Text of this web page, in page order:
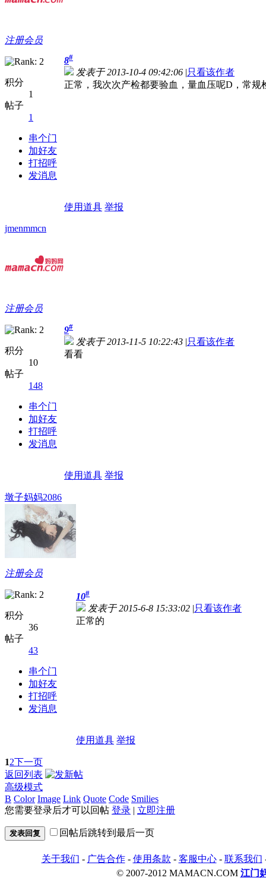
注册会员
积分
1
帖子
1
串个门
加好友
打招呼
发消息
8#
发表于 2013-10-4 09:42:06 |只看该作者
正常，我次次产检都要验血，量血压呢D，常规
使用道具 举报
jmenmmcn
注册会员
积分
10
帖子
148
串个门
加好友
打招呼
发消息
9#
发表于 2013-11-5 10:22:43 |只看该作者
看看
使用道具 举报
墩子妈妈2086
注册会员
积分
36
帖子
43
串个门
加好友
打招呼
发消息
10#
发表于 2015-6-8 15:33:02 |只看该作者
正常的
使用道具 举报
12下一页
返回列表
高级模式
B Color Image Link Quote Code Smilies
您需要登录后才可以回帖 登录 | 立即注册
发表回复 回帖后跳转到最后一页
关于我们 - 广告合作- 使用条款 - 客服中心- 联系我们
© 2007-2012 MAMACN.COM 江门